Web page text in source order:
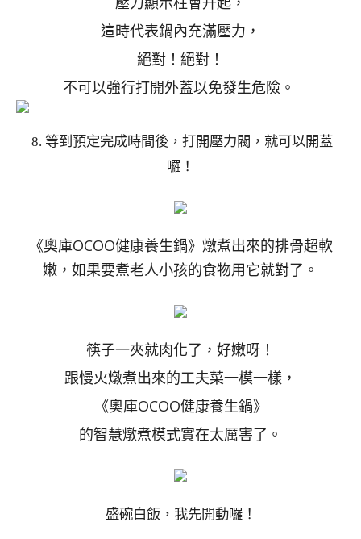
這時代表鍋內充滿壓力，
絕對！絕對！
不可以強行打開外蓋以免發生危險。
8. 等到預定完成時間後，打開壓力閥，就可以開蓋
囉！
《奧庫OCOO健康養生鍋》燉煮出來的排骨超軟
嫩，如果要煮老人小孩的食物用它就對了。
筷子一夾就肉化了，好嫩呀！
跟慢火燉煮出來的工夫菜一模一樣，
《奧庫OCOO健康養生鍋》
的智慧燉煮模式實在太厲害了。
盛碗白飯，我先開動囉！